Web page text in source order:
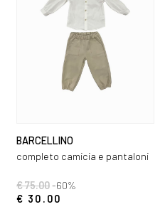
BARCELLINO
completo camicia e pantaloni
€ 75.00-60%
€ 30.00